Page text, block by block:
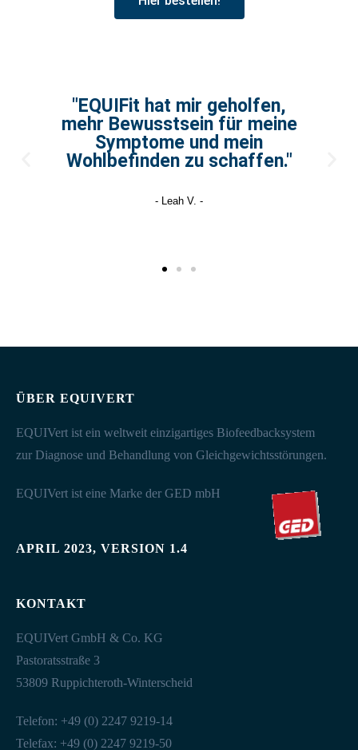
"EQUIFit hat mir geholfen,
mehr Bewusstsein für meine
Symptome und mein
Wohlbefinden zu schaffen."
- Leah V. -
ÜBER EQUIVERT
EQUIVert ist ein weltweit einzigartiges Biofeedbacksystem
zur Diagnose und Behandlung von Gleichgewichtsstörungen.
EQUIVert ist eine Marke der GED mbH
APRIL 2023, VERSION 1.4
KONTAKT
EQUIVert GmbH & Co. KG
Pastoratsstraße 3
53809 Ruppichteroth-Winterscheid
Telefon: +49 (0) 2247 9219-14
Telefax: +49 (0) 2247 9219-50